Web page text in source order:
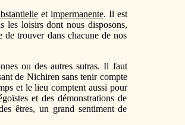
et impermanente. Il est
les loisirs dont nous disposons,
de trouver dans chacune de nos
ou des autres sutras. Il faut
de Nichiren sans tenir compte
et le lieu comptent aussi pour
et des démonstrations de
êtres, un grand sentiment de